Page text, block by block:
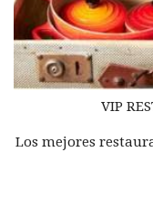
VIP
Los mejores